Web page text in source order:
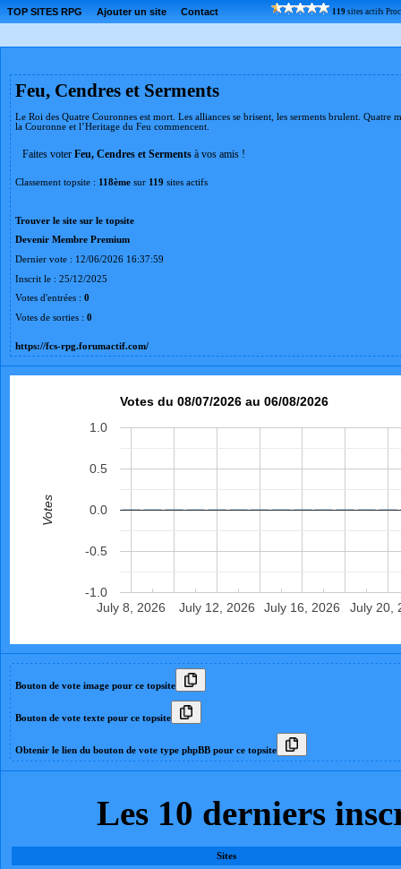
TOP SITES RPG Ajouter un site Contact 119 sites actifs
Feu, Cendres et Serments
Le Roi des Quatre Couronnes est mort. Les alliances se brisent, les serments brulent.
la Couronne et l’Heritage du Feu commencent.
Faites voter Feu, Cendres et Serments à vos amis !
Classement topsite : 118ème sur 119 sites actifs
Trouver le site sur le topsite
Devenir Membre Premium
Dernier vote : 12/06/2026 16:37:59
Inscrit le : 25/12/2025
Votes d'entrées : 0
Votes de sorties : 0
https://fcs-rpg.forumactif.com/
Votes du 08/07/2026 au 06/08/2026
July 8, 2026 July 12, 2026 July 16, 2026 July 20,
-1.0
-0.5
0.0
0.5
1.0
Votes
Bouton de vote image pour ce topsite
Bouton de vote texte pour ce topsite
Obtenir le lien du bouton de vote type phpBB pour ce topsite
Les 10 derniers
Sites